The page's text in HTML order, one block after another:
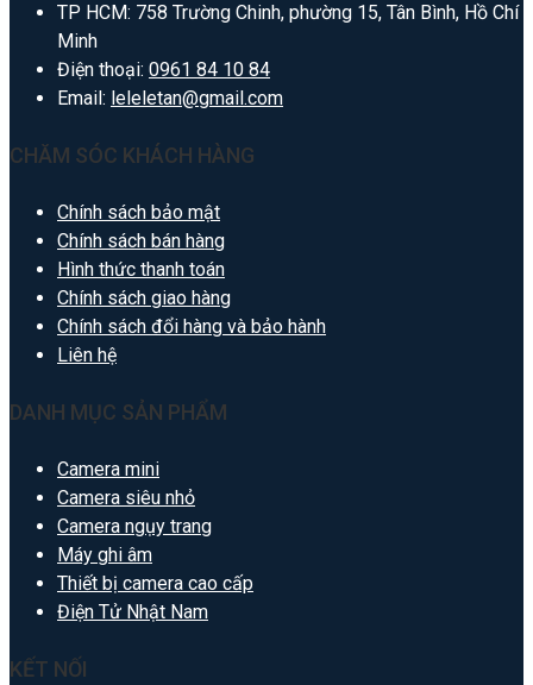
TP HCM: 758 Trường Chinh, phường 15, Tân Bình, Hồ Chí
Minh
Điện thoại: 0961 84 10 84
Email: leleletan@gmail.com
CHĂM SÓC KHÁCH HÀNG
Chính sách bảo mật
Chính sách bán hàng
Hình thức thanh toán
Chính sách giao hàng
Chính sách đổi hàng và bảo hành
Liên hệ
DANH MỤC SẢN PHẨM
Camera mini
Camera siêu nhỏ
Camera ngụy trang
Máy ghi âm
Thiết bị camera cao cấp
Điện Tử Nhật Nam
KẾT NỐI